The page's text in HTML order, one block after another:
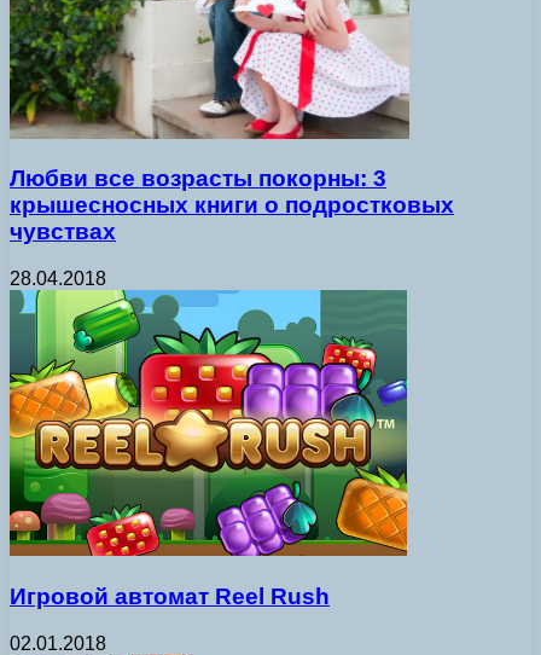
Любви все возрасты покорны: 3
крышесносных книги о подростковых
чувствах
28.04.2018
Игровой автомат Reel Rush
02.01.2018